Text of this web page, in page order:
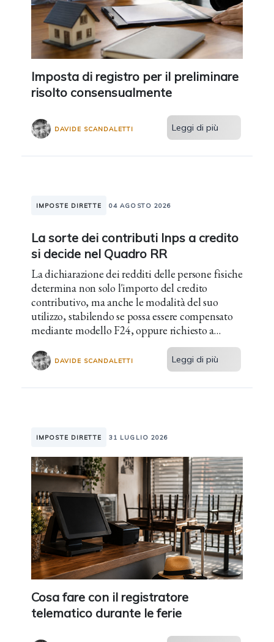
Imposta di registro per il preliminare
risolto consensualmente
DAVIDE SCANDALETTI Leggi di più
IMPOSTE DIRETTE 04 AGOSTO 2026
La sorte dei contributi Inps a credito
si decide nel Quadro RR
La dichiarazione dei redditi delle persone fisiche
determina non solo l'importo del credito
contributivo, ma anche le modalità del suo
utilizzo, stabilendo se possa essere compensato
mediante modello F24, oppure richiesto a
DAVIDE SCANDALETTI Leggi di più
IMPOSTE DIRETTE 31 LUGLIO 2026
Cosa fare con il registratore
telematico durante le ferie